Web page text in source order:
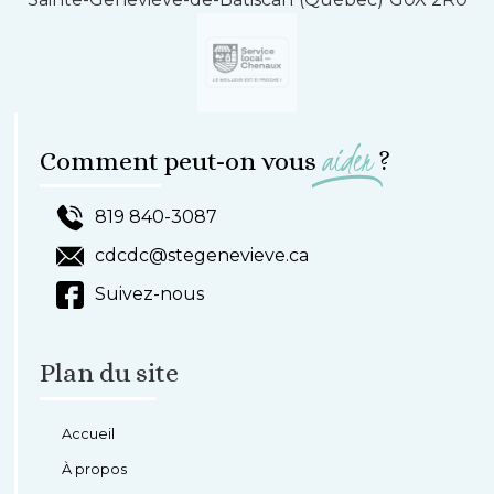
Comment peut-on vousaider?
819 840-3087
cdcdc@stegenevieve.ca
Suivez-nous
Plan du site
Accueil
À propos